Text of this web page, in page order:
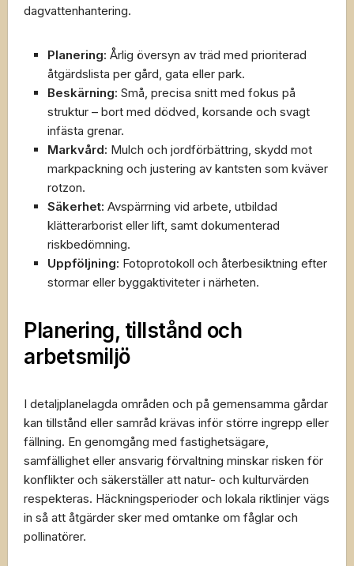
dagvattenhantering.
Planering: Årlig översyn av träd med prioriterad
åtgärdslista per gård, gata eller park.
Beskärning: Små, precisa snitt med fokus på
struktur – bort med dödved, korsande och svagt
infästa grenar.
Markvård: Mulch och jordförbättring, skydd mot
markpackning och justering av kantsten som kväver
rotzon.
Säkerhet: Avspärrning vid arbete, utbildad
klätterarborist eller lift, samt dokumenterad
riskbedömning.
Uppföljning: Fotoprotokoll och återbesiktning efter
stormar eller byggaktiviteter i närheten.
Planering, tillstånd och
arbetsmiljö
I detaljplanelagda områden och på gemensamma gårdar
kan tillstånd eller samråd krävas inför större ingrepp eller
fällning. En genomgång med fastighetsägare,
samfällighet eller ansvarig förvaltning minskar risken för
konflikter och säkerställer att natur- och kulturvärden
respekteras. Häckningsperioder och lokala riktlinjer vägs
in så att åtgärder sker med omtanke om fåglar och
pollinatörer.